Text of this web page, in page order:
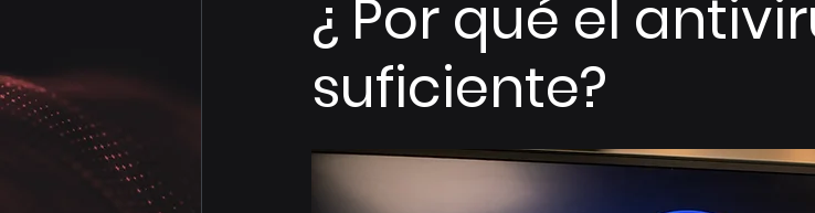
¿ Por qué el
suficiente?